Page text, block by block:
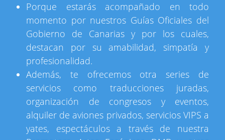
Porque estarás acompañado en todo
momento por nuestros Guías Oficiales del
Gobierno de Canarias y por los cuales,
destacan por su amabilidad, simpatía y
profesionalidad.
Además, te ofrecemos otra series de
servicios como traducciones juradas,
organización de congresos y eventos,
alquiler de aviones privados, servicios VIPS a
yates, espectáculos a través de nuestra